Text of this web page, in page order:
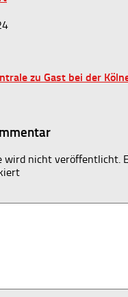
zu Gast bei der
wird nicht veröffentlicht.